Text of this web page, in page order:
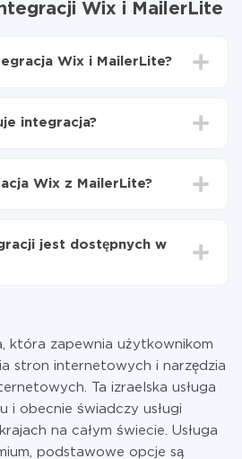
Wix i MailerLite
Wix i MailerLite?
integracja?
zajmuje średnio 10-15
Wix z MailerLite?
która faktycznie jest
z Twoich systemów do
się na płatną. Więcej
jest dostępnych w
która zapewnia użytkownikom
stron internetowych i narzędzia
Ta izraelska usługa
i obecnie świadczy usługi
na całym świecie. Usługa
podstawowe opcje są